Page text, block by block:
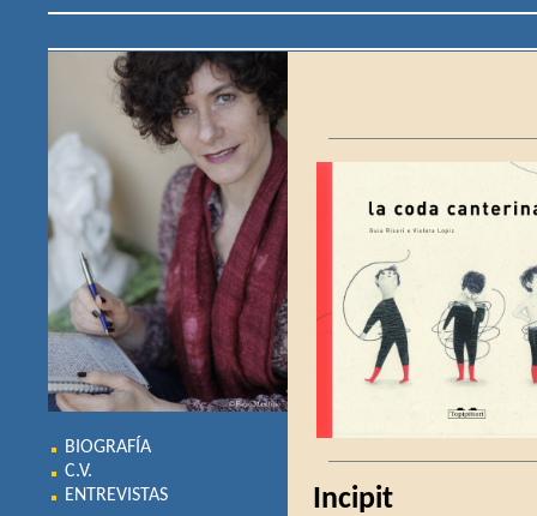
BIOGRAFÍA
C.V.
ENTREVISTAS
Incipit